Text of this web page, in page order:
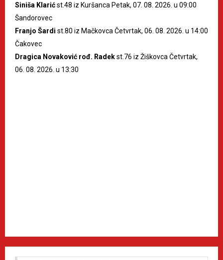
Siniša Klarićst.48 iz Kuršanca Petak, 07. 08. 2026. u 09:00
Šandorovec
Franjo Šardi st.80 iz Mačkovca Četvrtak, 06. 08. 2026. u 14:00
Čakovec
Dragica Novaković rođ. Radekst.76 iz Žiškovca Četvrtak,
06. 08. 2026. u 13:30